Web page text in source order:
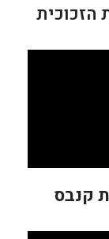
הזכוכית
קנבס